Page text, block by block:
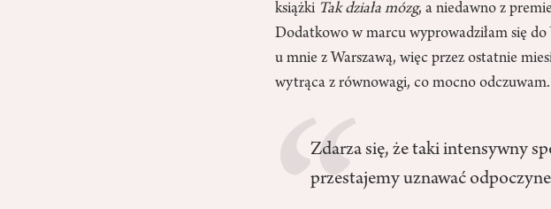
książki Tak działa mózg, a niedawno z
Dodatkowo w marcu wyprowadziłam się do
u mnie z Warszawą, więc przez ostatnie
wytrąca z równowagi, co mocno odczuwam.
Zdarza się, że taki intensywny
przestajemy uznawać